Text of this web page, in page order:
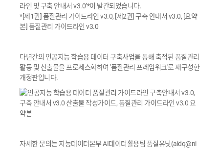
라인 및 구축 안내서 v3.0’*이 발간되었습니다.
*[제1권] 품질관리 가이드라인 v3.0, [제2권] 구축 안내서 v3.0, [요약
본] 품질관리 가이드라인 v3.0
다년간의 인공지능 학습용 데이터 구축사업을 통해 축적된 품질관리
활동 및 산출물을 프로세스화하여 '품질관리 프레임워크'로 재구성한
개정판입니다.
자세한 문의는 지능데이터본부 AI데이터활용팀 품질유닛(aidq@ni